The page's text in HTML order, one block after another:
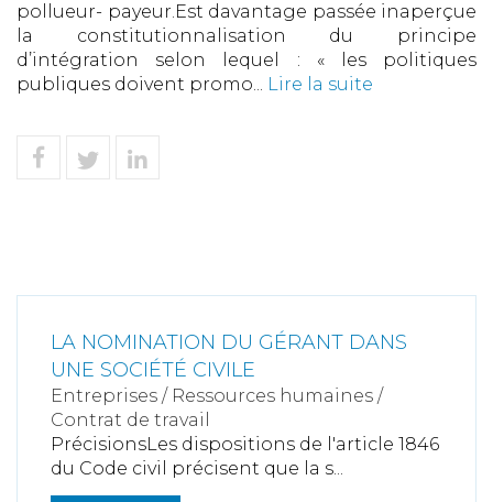
pollueur- payeur.Est davantage passée inaperçue
la constitutionnalisation du principe
d’intégration selon lequel : « les politiques
publiques doivent promo... Lire la suite
LA NOMINATION DU GÉRANT DANS
UNE SOCIÉTÉ CIVILE
Entreprises / Ressources humaines /
Contrat de travail
PrécisionsLes dispositions de l'article 1846
du Code civil précisent que la s...